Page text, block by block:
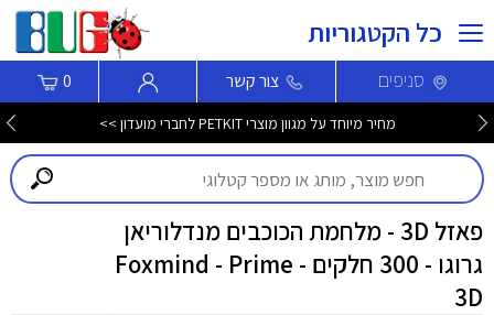
כל הקטגוריות
סניפים צור קשר 0
מחיר מיוחד על מגוון מוצרי PETKIT לחברי מועדון >>
פאזל 3D - מלחמת הכוכבים מנדלוריאן
גרוגו - 300 חלקים - Foxmind - Prime
3D